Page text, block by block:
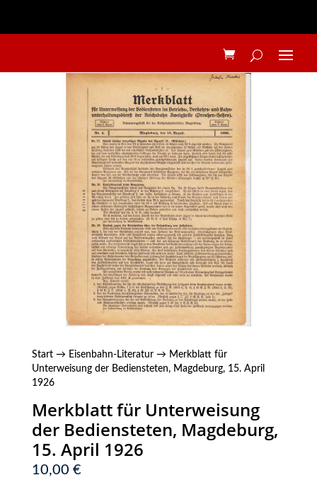
Start→ Eisenbahn-Literatur→ Merkblatt für
Unterweisung der Bediensteten, Magdeburg, 15. April
1926
Merkblatt für Unterweisung
der Bediensteten, Magdeburg,
15. April 1926
10,00 €